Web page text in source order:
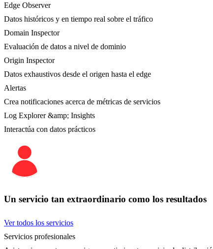
Edge Observer
Datos históricos y en tiempo real sobre el tráfico
Domain Inspector
Evaluación de datos a nivel de dominio
Origin Inspector
Datos exhaustivos desde el origen hasta el edge
Alertas
Crea notificaciones acerca de métricas de servicios
Log Explorer &amp; Insights
Interactúa con datos prácticos
Un servicio tan extraordinario como los resultados
Ver todos los servicios
Servicios profesionales